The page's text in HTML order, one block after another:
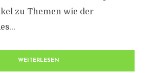
zu Themen wie der
WEITERLESEN